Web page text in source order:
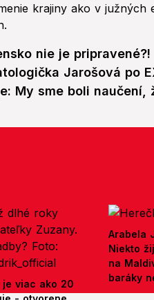
nie je pripravené?!
Jarošová po
My sme boli naučení,
je viac ako 20
Arabela
Niekto
na
baráky